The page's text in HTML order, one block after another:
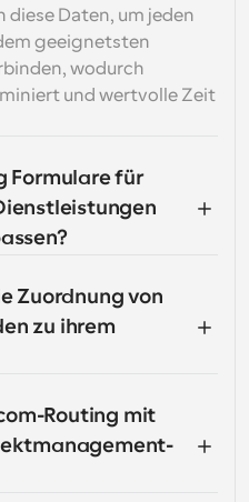
Daten, um jeden
geeignetsten
wodurch
und wertvolle Zeit
Formulare für
Zuordnung von
zu ihrem
Routing mit